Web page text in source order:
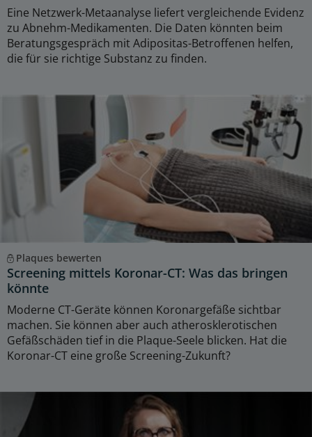
Eine Netzwerk-Metaanalyse liefert vergleichende Evidenz
zu Abnehm-Medikamenten. Die Daten könnten beim
Beratungsgespräch mit Adipositas-Betroffenen helfen,
die für sie richtige Substanz zu finden.
Plaques bewerten
Screening mittels Koronar-CT: Was das bringen
könnte
Moderne CT-Geräte können Koronargefäße sichtbar
machen. Sie können aber auch atherosklerotischen
Gefäßschäden tief in die Plaque-Seele blicken. Hat die
Koronar-CT eine große Screening-Zukunft?